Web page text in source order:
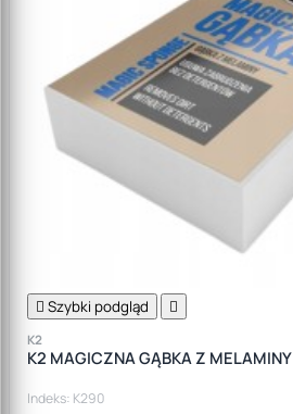
 Szybki podgląd 
K2
K2 MAGICZNA GĄBKA Z MELAMINY
Indeks: K290